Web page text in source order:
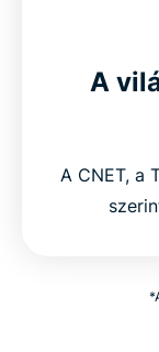
A
A CNET, a